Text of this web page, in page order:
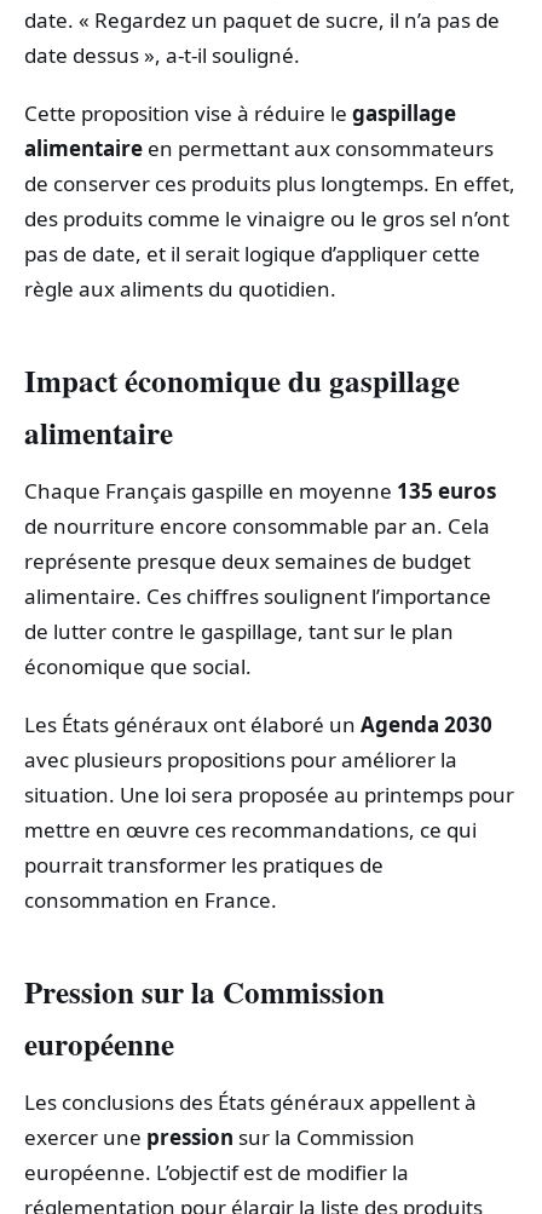
date. « Regardez un paquet de sucre, il n’a pas de
date dessus », a-t-il souligné.
Cette proposition vise à réduire le gaspillage
alimentaire en permettant aux consommateurs
de conserver ces produits plus longtemps. En effet,
des produits comme le vinaigre ou le gros sel n’ont
pas de date, et il serait logique d’appliquer cette
règle aux aliments du quotidien.
Impact économique du gaspillage
alimentaire
Chaque Français gaspille en moyenne 135 euros
de nourriture encore consommable par an. Cela
représente presque deux semaines de budget
alimentaire. Ces chiffres soulignent l’importance
de lutter contre le gaspillage, tant sur le plan
économique que social.
Les États généraux ont élaboré un Agenda 2030
avec plusieurs propositions pour améliorer la
situation. Une loi sera proposée au printemps pour
mettre en œuvre ces recommandations, ce qui
pourrait transformer les pratiques de
consommation en France.
Pression sur la Commission
européenne
Les conclusions des États généraux appellent à
exercer une pression sur la Commission
européenne. L’objectif est de modifier la
réglementation pour élargir la liste des produits